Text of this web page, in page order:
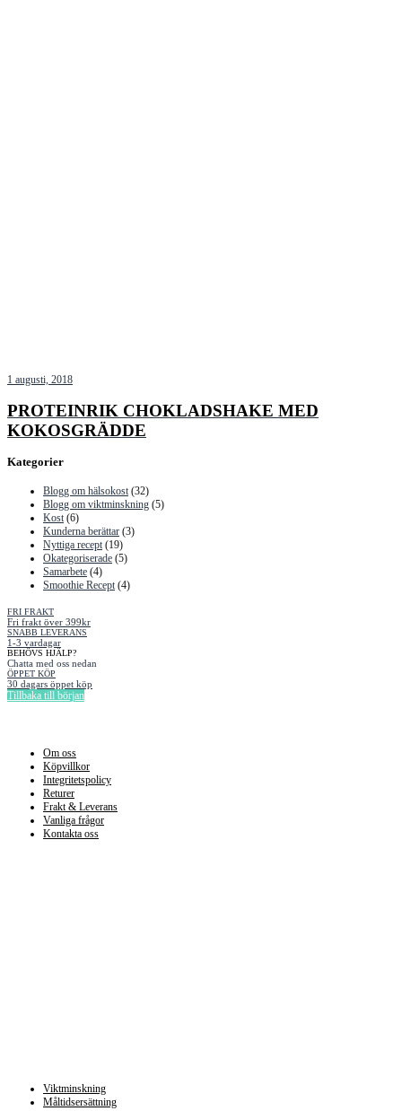
1 augusti, 2018
PROTEINRIK CHOKLADSHAKE MED
KOKOSGRÄDDE
Kategorier
Blogg om hälsokost(32)
Blogg om viktminskning (5)
Kost(6)
Kunderna berättar (3)
Nyttiga recept(19)
Okategoriserade (5)
Samarbete (4)
Smoothie Recept(4)
FRI FRAKT
Fri frakt över 399kr
SNABB LEVERANS
1-3 vardagar
BEHÖVS HJÄLP?
Chatta med oss nedan
ÖPPET KÖP
30 dagars öppet köp
Tillbaka till början
Om oss
Köpvillkor
Integritetspolicy
Returer
Frakt & Leverans
Vanliga frågor
Kontakta oss
Viktminskning
Måltidsersättning